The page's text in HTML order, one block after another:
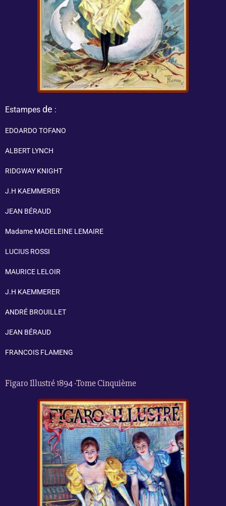
Estampes de :
EDOARDO TOFANO
ALBERT LYNCH
RIDGWAY KNIGHT
J.H KAEMMERER
JEAN BÉRAUD
Madame MADELEINE LEMAIRE
LUCIUS ROSSI
MAURICE LELOIR
J.H KAEMMERER
ANDRÉ BROUILLET
JEAN BÉRAUD
FRANCOIS FLAMENG
Figaro Illustré 1894 -Tome Cinquième